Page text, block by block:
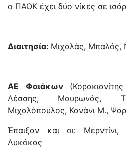
ο ΠΑΟΚ έχει δύο νίκες σε
Διαιτησία: Μιχαλάς, Μπαλός,
ΑΕ Φαιάκων
Λέσσης, Μαυρωνάς,
Μιχαλόπουλος, Κανάνι Μ.,
Έπαιξαν και οι:
Λυκόκας